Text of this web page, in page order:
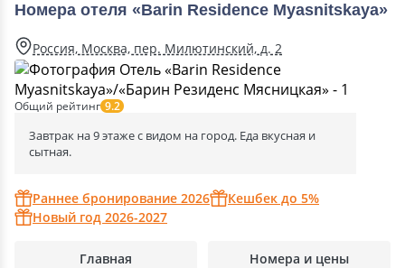
Номера отеля «Barin Residence Myasnitskaya»
Россия, Москва, пер. Милютинский, д. 2
Общий рейтинг 9.2
Завтрак на 9 этаже с видом на город. Еда вкусная и
сытная.
Раннее бронирование 2026
Кешбек до 5%
Новый год 2026-2027
Главная Номера и цены